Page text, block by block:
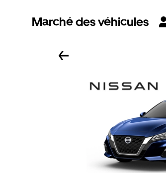
Marché des véhicules